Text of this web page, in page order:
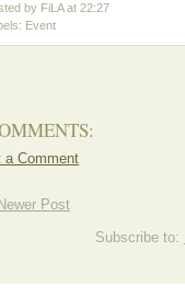
by FiLAat 22:27
Event
a Comment
Post
Subscribe to: